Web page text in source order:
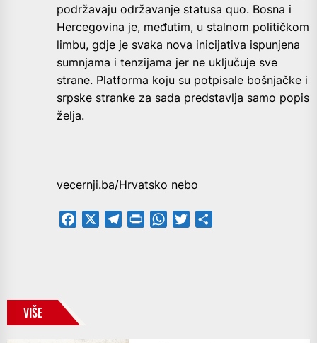
podržavaju održavanje statusa quo. Bosna i
Hercegovina je, međutim, u stalnom političkom
limbu, gdje je svaka nova inicijativa ispunjena
sumnjama i tenzijama jer ne uključuje sve
strane. Platforma koju su potpisale bošnjačke i
srpske stranke za sada predstavlja samo popis
želja.
vecernji.ba/Hrvatsko nebo
Facebook TelegramPrintFriendly
WhatsApp
Twitter
VIŠE